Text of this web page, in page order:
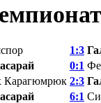
1:3
0:1
Карагюмрюк 2:3
6:1